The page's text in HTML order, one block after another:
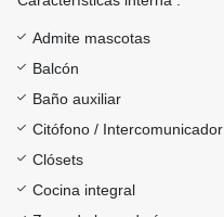
Admite mascotas
Balcón
Baño auxiliar
Citófono / Intercomunicador
Clósets
Cocina integral